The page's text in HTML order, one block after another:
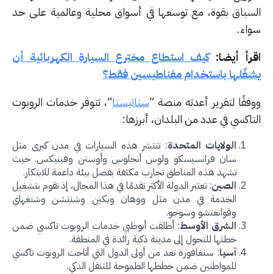
بقوة، مع توسعها في أسواق محلية وعالمية على حد
أيضا:كيف استطاع مخترع السيارة الكهربائية أن
باستخدام مغناطيسين فقط؟
لتقرير أعدته منصة “ستاتيستا“، تتوفر خدمات الروبوت
في عدد من البلدان، أبرزها:
الولايات المتحدة: تنتشر هذه السيارات في مدن كبرى مثل
سان فرانسيسكو ولوس أنجلوس وأوستن وفينيكس. حيث
تشهد هذه المناطق تجارب مكثفة بفضل بيئة داعمة للابتكار.
الصين: تعتبر الدولة الأكثر تقدمًا في هذا المجال، إذ تقوم بتشغيل
الخدمة في مدن مثل ووهان وبكين وشنتشن وشنغهاي
وقوانغتشو وسوجو.
الشرق الأوسط: أطلقت أبوظبي خدمات الروبوت تاكسي ضمن
خطتها للتحول إلى مدينة ذكية رائدة في المنطقة.
آسيا: سنغافورة تعد من أولى الدول التي أتاحت الروبوت تاكسي
للمواطنين ضمن خططها الطموحة للتنقل الذكي.